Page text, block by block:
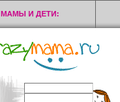
МАМЫ И ДЕТИ: